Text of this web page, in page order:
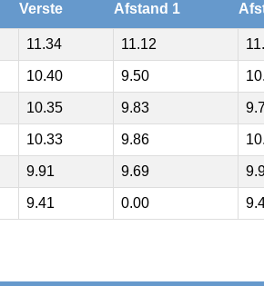
Verste Afstand 1
11.34 11.12
10.40 9.50
10.35 9.83
10.33 9.86
9.91 9.69
9.41 0.00